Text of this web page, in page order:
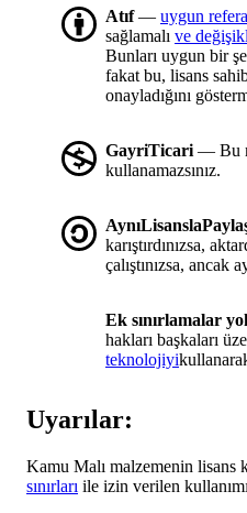
Atıf— uygun
sağlamalı ve
Bunları uygun bir
fakat bu, lisans
onayladığını
GayriTicari — Bu
kullanamazsınız.
karıştırdınızsa,
çalıştınızsa, ancak
Ek sınırlamalar
hakları başkaları
teknolojiyi
Uyarılar:
Kamu Malı malzemenin lisans
sınırları ile izin verilen